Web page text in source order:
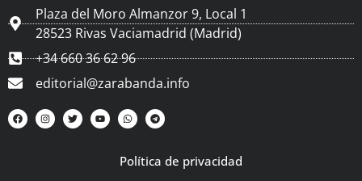
Plaza del Moro Almanzor 9, Local 1
28523 Rivas Vaciamadrid (Madrid)
+34 660 36 62 96
editorial@zarabanda.info
Política de privacidad